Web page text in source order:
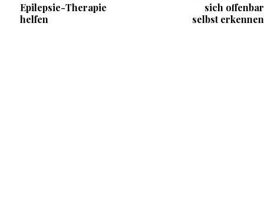
Epilepsie-Therapie
helfen
sich offenbar
selbst erkennen